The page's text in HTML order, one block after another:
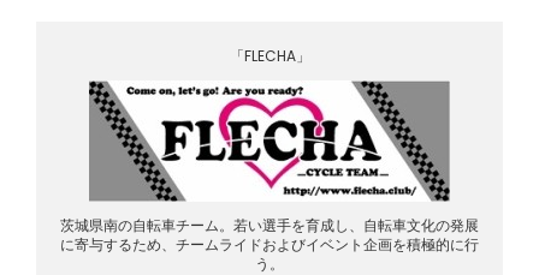
「FLECHA」
茨城県南の自転車チーム。若い選手を育成し、自転車文化の発展
に寄与するため、チームライドおよびイベント企画を積極的に行
う。